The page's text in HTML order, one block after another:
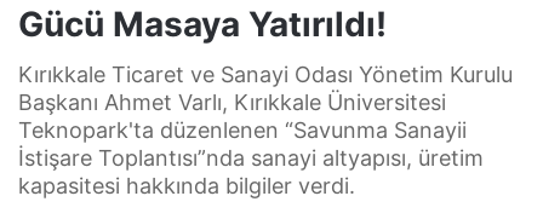
Gücü Masaya Yatırıldı!
Kırıkkale Ticaret ve Sanayi Odası Yönetim Kurulu
Başkanı Ahmet Varlı, Kırıkkale Üniversitesi
Teknopark'ta düzenlenen “Savunma Sanayii
İstişare Toplantısı”nda sanayi altyapısı, üretim
kapasitesi hakkında bilgiler verdi.